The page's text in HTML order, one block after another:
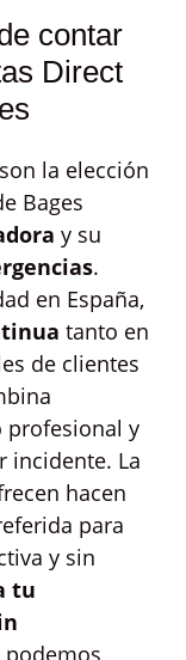
contar
Direct
son la elección
Bages
y su
.
en España,
tanto en
de clientes
profesional y
incidente. La
hacen
para
y sin
tu